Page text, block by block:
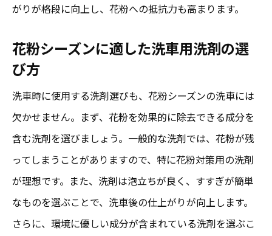
がりが格段に向上し、花粉への抵抗力も高まります。
花粉シーズンに適した洗車用洗剤の選
び方
洗車時に使用する洗剤選びも、花粉シーズンの洗車には
欠かせません。まず、花粉を効果的に除去できる成分を
含む洗剤を選びましょう。一般的な洗剤では、花粉が残
ってしまうことがありますので、特に花粉対策用の洗剤
が理想です。また、洗剤は泡立ちが良く、すすぎが簡単
なものを選ぶことで、洗車後の仕上がりが向上します。
さらに、環境に優しい成分が含まれている洗剤を選ぶこ